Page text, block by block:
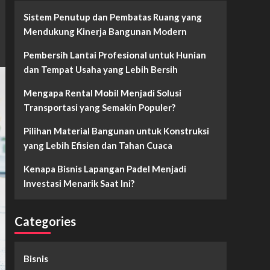
Sistem Penutup dan Pembatas Ruang yang
Mendukung Kinerja Bangunan Modern
Pembersih Lantai Profesional untuk Hunian
dan Tempat Usaha yang Lebih Bersih
Mengapa Rental Mobil Menjadi Solusi
Transportasi yang Semakin Populer?
Pilihan Material Bangunan untuk Konstruksi
yang Lebih Efisien dan Tahan Cuaca
Kenapa Bisnis Lapangan Padel Menjadi
Investasi Menarik Saat Ini?
Categories
Bisnis